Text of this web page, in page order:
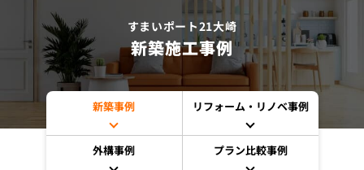
すまいポート21大崎
新築施工事例
新築事例 リフォーム・リノベ事例
外構事例 プラン比較事例